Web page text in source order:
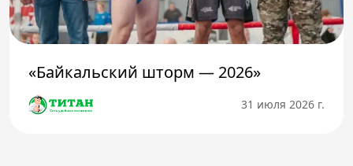
«Байкальский шторм — 2026»
31 июля 2026 г.